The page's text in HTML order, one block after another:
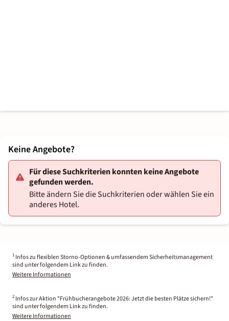
Keine Angebote?
Für diese Suchkriterien konnten keine Angebote
gefunden werden.
Bitte ändern Sie die Suchkriterien oder wählen Sie ein
anderes Hotel.
1 Infos zu flexiblen Storno-Optionen & umfassendem Sicherheitsmanagement
sind unter folgendem Link zu finden.
Weitere Informationen
2 Infos zur Aktion "Frühbucherangebote 2026: Jetzt die besten Plätze sichern!"
sind unter folgendem Link zu finden.
Weitere Informationen